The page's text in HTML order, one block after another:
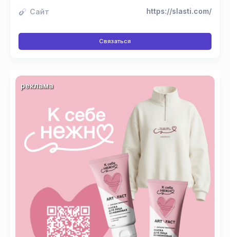
Сайт https://slasti.com/
Связаться
реклама